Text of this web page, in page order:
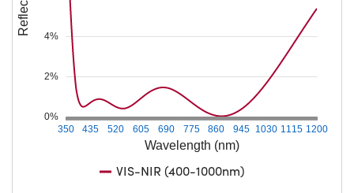
Wavelength (nm)
350 435 520 605 690 775 860 945 1030 1115 1200
0%
2%
4%
VIS-NIR (400-1000nm)